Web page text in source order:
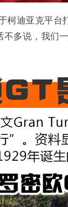
柯迪亚克平台
多说，我们